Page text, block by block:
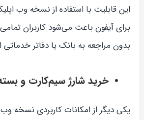
این قابلیت با استفاده از نسخه وب
برای آیفون باعث می‌شود کاربران تمامی
بدون مراجعه به بانک یا دفاتر خدماتی
خرید شارژ سیم‌کارت و
یکی دیگر از امکانات کاربردی نسخه